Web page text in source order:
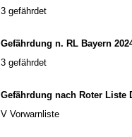
3 gefährdet
Gefährdung n. RL Bayern
3 gefährdet
Gefährdung nach Roter Liste
V Vorwarnliste